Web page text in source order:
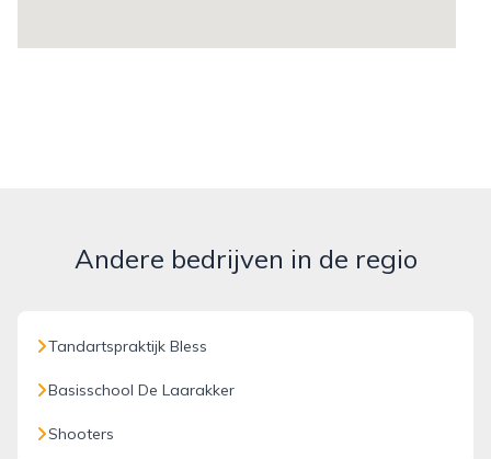
Andere bedrijven in de regio
Tandartspraktijk Bless
Basisschool De Laarakker
Shooters